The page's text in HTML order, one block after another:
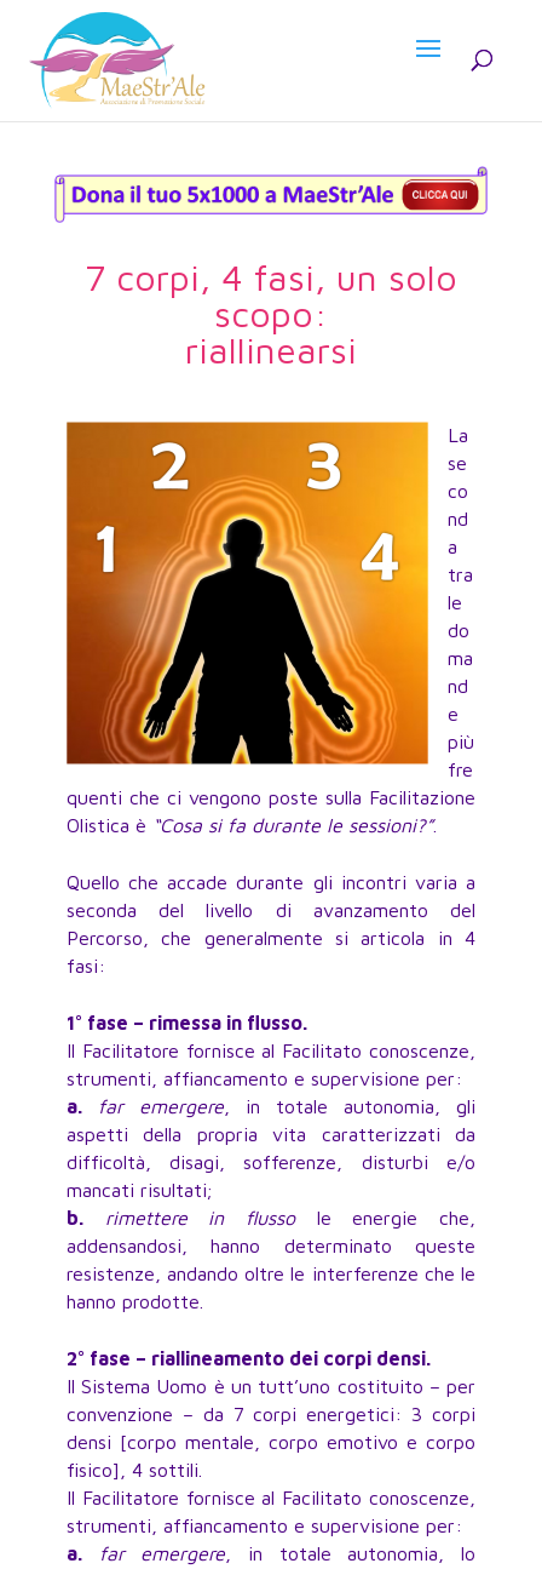
7 corpi, 4 fasi, un solo
scopo:
riallinearsi
La
se
co
nd
a
tra
le
do
ma
nd
e
più
fre
quenti che ci vengono poste sulla Facilitazione
Olistica è “Cosa si fa durante le sessioni?”.
Quello che accade durante gli incontri varia a
seconda del livello di avanzamento del
Percorso, che generalmente si articola in 4
fasi:
1° fase – rimessa in flusso.
Il Facilitatore fornisce al Facilitato conoscenze,
strumenti, affiancamento e supervisione per:
a.
far emergere, in totale autonomia, gli
aspetti della propria vita caratterizzati da
difficoltà, disagi, sofferenze, disturbi e/o
mancati risultati;
b.
rimettere in flussole energie che,
addensandosi, hanno determinato queste
resistenze, andando oltre le interferenze che le
hanno prodotte.
2° fase – riallineamento dei corpi densi.
Il Sistema Uomo è un tutt’uno costituito – per
convenzione – da 7 corpi energetici: 3 corpi
densi [corpo mentale, corpo emotivo e corpo
fisico], 4 sottili.
Il Facilitatore fornisce al Facilitato conoscenze,
strumenti, affiancamento e supervisione per:
a.
far emergere , in totale autonomia, lo